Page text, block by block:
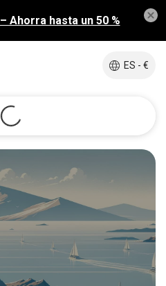
Ahorra hasta un 50 %
ES - €